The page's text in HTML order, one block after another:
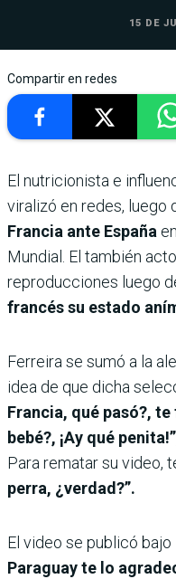
15 DE
Compartir en redes
El nutricionista e
viralizó en redes, luego
Francia ante España
Mundial. El también
reproducciones luego
francés su estado
Ferreira se sumó a la
idea de que dicha
Francia, qué pasó?,
bebé?, ¡Ay qué
Para rematar su video,
perra, ¿verdad?”.
El video se publicó bajo
Paraguay te lo